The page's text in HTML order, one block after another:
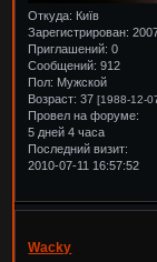
Откуда: Київ
Зарегистрирован:
Приглашений: 0
Сообщений: 912
Пол: Мужской
Возраст: 37[1988-12-
Провел на форуме:
5 дней 4 часа
Последний визит:
2010-07-11 16:57:52
Wacky